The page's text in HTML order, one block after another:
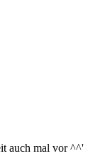
auch mal vor ^^'